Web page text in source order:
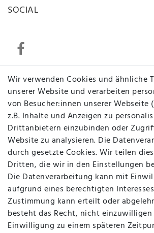
SOCIAL
Betten Seifert – Ihr Fachgeschäft
Matratzen, Bettwaren & mehr in
möchten richtig gut schlafen,
qualitativ hochwertige Produkte
Fachberatung für Matratzen und
Bettwaren? Dann sind Sie bei uns
Ob online oder vor Ort im
Ibbenbüren - wir beraten Sie gerne!
Mehr erfahren
Wir verwenden Cookies und ähnliche
unserer Website und verarbeiten
von Besucher:innen unserer Webseite
z.B. Inhalte und Anzeigen zu
Drittanbietern einzubinden oder
Website zu analysieren. Die
durch gesetzte Cookies. Wir teilen
Dritten, die wir in den Einstellungen
Die Datenverarbeitung kann mit
aufgrund eines berechtigten
Zustimmung kann erteilt oder
besteht das Recht, nicht
Einwilligung zu einem späteren